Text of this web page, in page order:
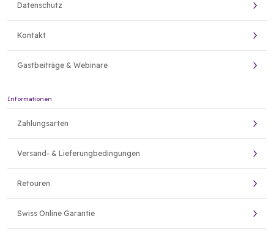
Datenschutz
Kontakt
Gastbeiträge & Webinare
Informationen
Zahlungsarten
Versand- & Lieferungbedingungen
Retouren
Swiss Online Garantie